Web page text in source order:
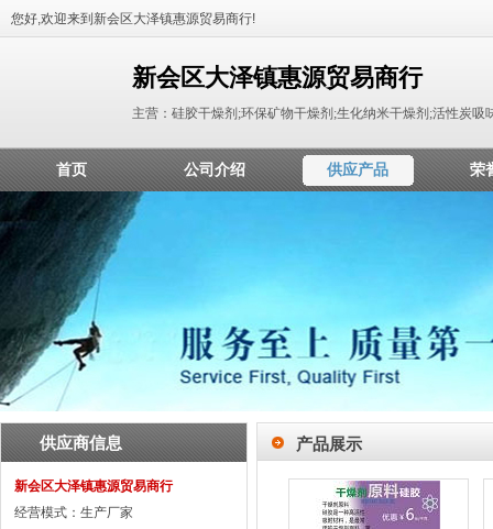
您好,欢迎来到新会区大泽镇惠源贸易商行!
新会区大泽镇惠源贸易商行
主营：硅胶干燥剂;环保矿物干燥剂;生化纳米干燥剂;活性炭
首页 公司介绍 供应产品 荣
供应商信息
新会区大泽镇惠源贸易商行
经营模式：生产厂家
产品展示